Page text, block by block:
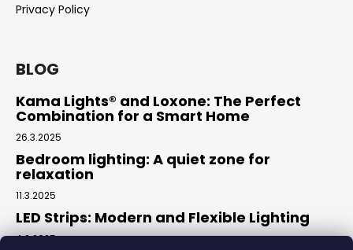
Privacy Policy
BLOG
Kama Lights® and Loxone: The Perfect
Combination for a Smart Home
26.3.2025
Bedroom lighting: A quiet zone for
relaxation
11.3.2025
LED Strips: Modern and Flexible Lighting
4.2.2025